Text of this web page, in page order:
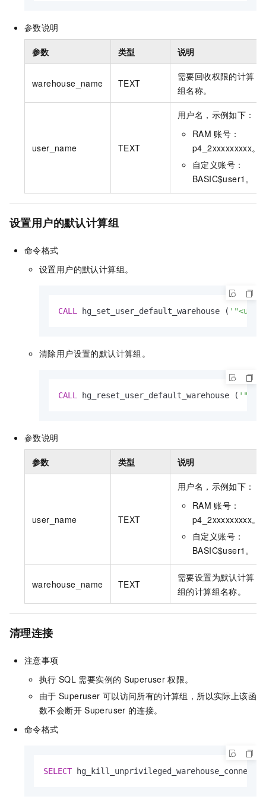
参数说明
参数 类型 说明
warehouse_name TEXT
需要回收权限的计算
组名称。
user_name TEXT
用户名，示例如下：
RAM 账号：
p4_2xxxxxxxxx。
自定义账号：
BASIC$user1。
设置用户的默认计算组
命令格式
设置用户的默认计算组。
CALL hg_set_user_default_warehouse (
清除用户设置的默认计算组。
CALL hg_reset_user_default_warehouse (
参数说明
参数 类型 说明
user_name TEXT
用户名，示例如下：
RAM 账号：
p4_2xxxxxxxxx。
自定义账号：
BASIC$user1。
warehouse_name TEXT
需要设置为默认计算
组的计算组名称。
清理连接
注意事项
执行 SQL 需要实例的 Superuser 权限。
由于 Superuser 可以访问所有的计算组，所以实际上该函
数不会断开 Superuser 的连接。
命令格式
SELECT